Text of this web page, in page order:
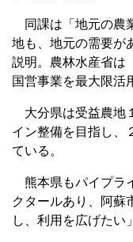
同課は「地元の農
地も、地元の需要が
説明。農林水産省は
国営事業を最大限活
大分県は受益農地
イン整備を目指し、
ている。
熊本県もパイプラ
クタールあり、阿蘇
し、利用を広げたい